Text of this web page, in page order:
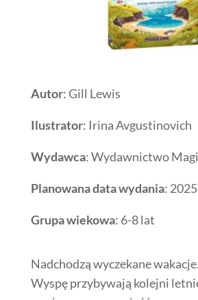
Autor: Gill Lewis
Ilustrator: Irina Avgustinovich
Wydawca: Wydawnictwo
Planowana data wydania:
Grupa wiekowa: 6-8 lat
Nadchodzą wyczekane
Wyspę przybywają kolejni